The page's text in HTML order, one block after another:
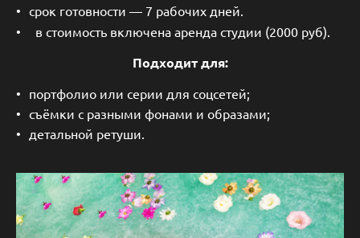
срок готовности — 7 рабочих дней.
в стоимость включена аренда студии (2000 руб).
Подходит для:
портфолио или серии для соцсетей;
съёмки с разными фонами и образами;
детальной ретуши.